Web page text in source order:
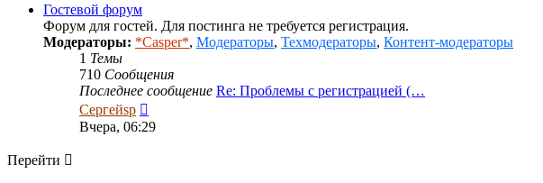
Гостевой форум
Форум для гостей. Для постинга не требуется регистрация.
Модераторы: *Casper*, Модераторы, Техмодераторы, Контент-модераторы
1 Темы
710 Сообщения
Последнее сообщение Re: Проблемы с регистрацией (…
Сергейsp
к
Вчера, 06:29
Перейти